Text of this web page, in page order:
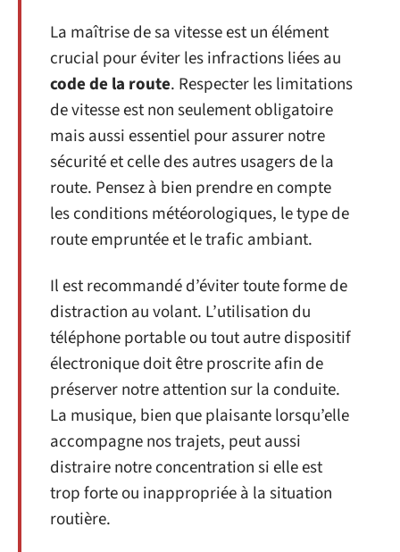
La maîtrise de sa vitesse est un élément
crucial pour éviter les infractions liées au
code de la route. Respecter les limitations
de vitesse est non seulement obligatoire
mais aussi essentiel pour assurer notre
sécurité et celle des autres usagers de la
route. Pensez à bien prendre en compte
les conditions météorologiques, le type de
route empruntée et le trafic ambiant.
Il est recommandé d’éviter toute forme de
distraction au volant. L’utilisation du
téléphone portable ou tout autre dispositif
électronique doit être proscrite afin de
préserver notre attention sur la conduite.
La musique, bien que plaisante lorsqu’elle
accompagne nos trajets, peut aussi
distraire notre concentration si elle est
trop forte ou inappropriée à la situation
routière.